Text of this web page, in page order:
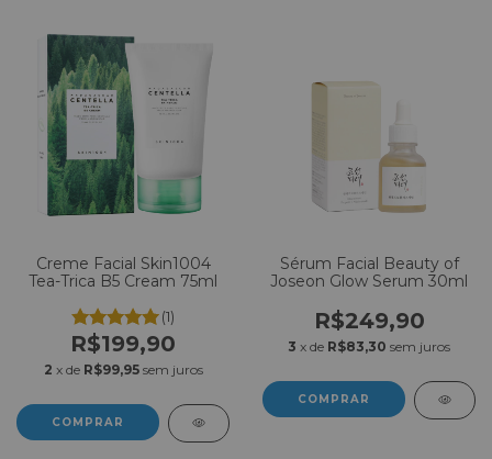
Creme Facial Skin1004
Tea-Trica B5 Cream 75ml
(1)
R$199,90
2 x de R$99,95 sem juros
Sérum Facial Beauty of
Joseon Glow Serum 30ml
R$249,90
3 x de R$83,30 sem juros